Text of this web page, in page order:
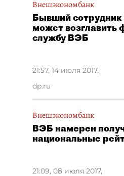
Внешэкономбанк
Бывший
может возглавить
службу ВЭБ
21:57, 14 июля 2017,
dp.ru
Внешэкономбанк
ВЭБ намерен
национальные
21:09, 08 июля 2017,